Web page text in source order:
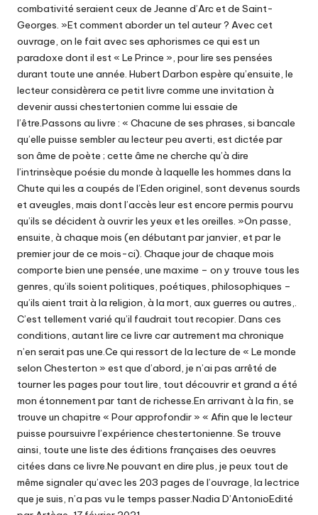
combativité seraient ceux de Jeanne d’Arc et de Saint-
Georges. »Et comment aborder un tel auteur ? Avec cet
ouvrage, on le fait avec ses aphorismes ce qui est un
paradoxe dont il est « Le Prince », pour lire ses pensées
durant toute une année. Hubert Darbon espère qu’ensuite, le
lecteur considèrera ce petit livre comme une invitation à
devenir aussi chestertonien comme lui essaie de
l’être.Passons au livre : « Chacune de ses phrases, si bancale
qu’elle puisse sembler au lecteur peu averti, est dictée par
son âme de poète ; cette âme ne cherche qu’à dire
l’intrinsèque poésie du monde à laquelle les hommes dans la
Chute qui les a coupés de l’Eden originel, sont devenus sourds
et aveugles, mais dont l’accès leur est encore permis pourvu
qu’ils se décident à ouvrir les yeux et les oreilles. »On passe,
ensuite, à chaque mois (en débutant par janvier, et par le
premier jour de ce mois-ci). Chaque jour de chaque mois
comporte bien une pensée, une maxime – on y trouve tous les
genres, qu’ils soient politiques, poétiques, philosophiques –
qu’ils aient trait à la religion, à la mort, aux guerres ou autres,.
C’est tellement varié qu’il faudrait tout recopier. Dans ces
conditions, autant lire ce livre car autrement ma chronique
n’en serait pas une.Ce qui ressort de la lecture de « Le monde
selon Chesterton » est que d’abord, je n’ai pas arrêté de
tourner les pages pour tout lire, tout découvrir et grand a été
mon étonnement par tant de richesse.En arrivant à la fin, se
trouve un chapitre « Pour approfondir » « Afin que le lecteur
puisse poursuivre l’expérience chestertonienne. Se trouve
ainsi, toute une liste des éditions françaises des oeuvres
citées dans ce livre.Ne pouvant en dire plus, je peux tout de
même signaler qu’avec les 203 pages de l’ouvrage, la lectrice
que je suis, n’a pas vu le temps passer.Nadia D’AntonioEdité